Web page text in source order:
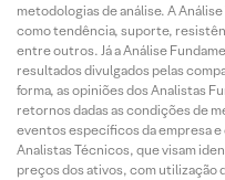
metodologias de análise. A
como tendência, suporte,
entre outros. Já a Análise
resultados divulgados pelas
forma, as opiniões dos Analistas
retornos dadas as condições de
eventos específicos da empresa
Analistas Técnicos, que visam
preços dos ativos, com utilização